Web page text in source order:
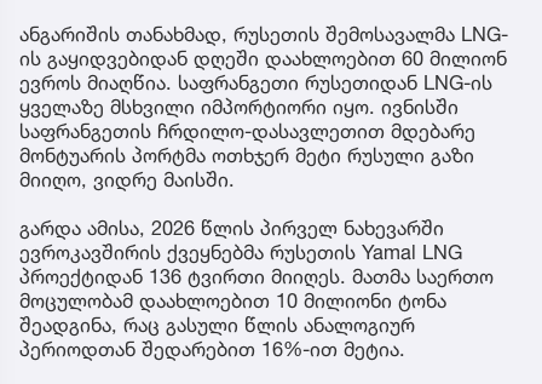
ანგარიშის თანახმად, რუსეთის შემოსავალმა LNG-
ის გაყიდვებიდან დღეში დაახლოებით 60 მილიონ
ევროს მიაღწია. საფრანგეთი რუსეთიდან LNG-ის
ყველაზე მსხვილი იმპორტიორი იყო. ივნისში
საფრანგეთის ჩრდილო-დასავლეთით მდებარე
მონტუარის პორტმა ოთხჯერ მეტი რუსული გაზი
მიიღო, ვიდრე მაისში.
გარდა ამისა, 2026 წლის პირველ ნახევარში
ევროკავშირის ქვეყნებმა რუსეთის Yamal LNG
პროექტიდან 136 ტვირთი მიიღეს. მათმა საერთო
მოცულობამ დაახლოებით 10 მილიონი ტონა
შეადგინა, რაც გასული წლის ანალოგიურ
პერიოდთან შედარებით 16%-ით მეტია.